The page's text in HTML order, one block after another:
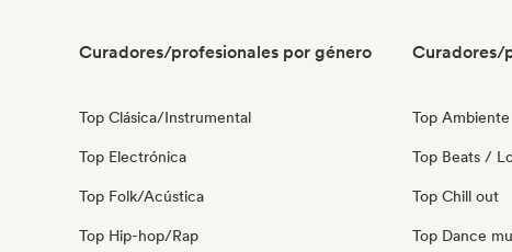
Curadores/profesionales por género
Top Clásica/Instrumental
Top Electrónica
Top Folk/Acústica
Top Hip-hop/Rap
Curadores/
Top Ambiente
Top Beats /
Top Chill out
Top Dance